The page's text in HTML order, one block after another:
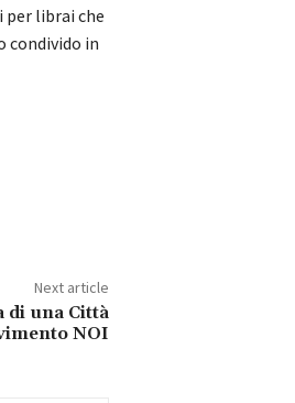
per librai che
condivido in
Next article
di una Città
NOI